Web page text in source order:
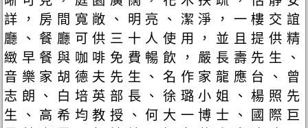
詳，房間寬敞、明亮、潔淨，一樓交誼
廳、餐廳可供三十人使用，並且提供精
緻早餐與咖啡免費暢飲，嚴長壽先生、
音樂家胡德夫先生、名作家龍應台、曾
志朗、白培英部長、徐璐小姐、楊照先
生、高希均教授、何大一博士、國際巨